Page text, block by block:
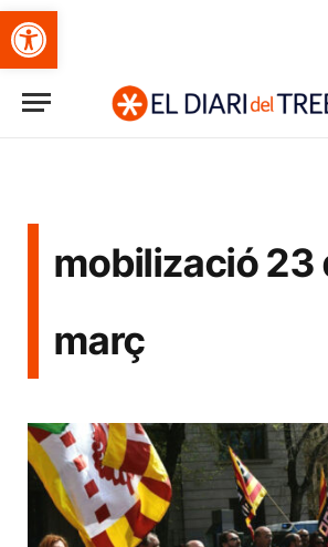
Obre la barra d'eines
mobilizació 23
març